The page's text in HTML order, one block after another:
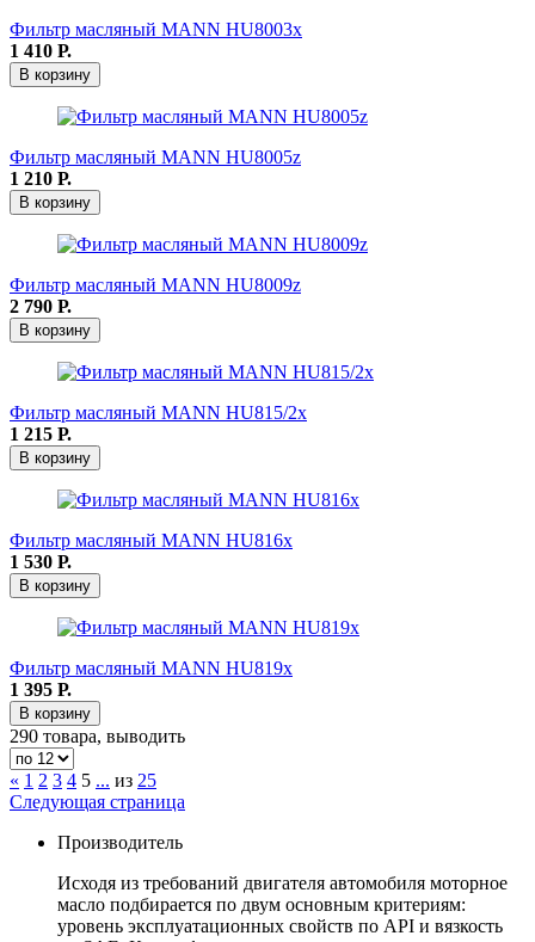
Фильтр масляный MANN HU8003х
1 410 Р.
В корзину
Фильтр масляный MANN HU8005z
1 210 Р.
В корзину
Фильтр масляный MANN HU8009z
2 790 Р.
В корзину
Фильтр масляный MANN HU815/2x
1 215 Р.
В корзину
Фильтр масляный MANN HU816x
1 530 Р.
В корзину
Фильтр масляный MANN HU819x
1 395 Р.
В корзину
290 товара, выводить
« 1 2 3 4 5 ... из 25
Следующая страница
Производитель
Исходя из требований двигателя автомобиля моторное
масло подбирается по двум основным критериям:
уровень эксплуатационных свойств по API и вязкость